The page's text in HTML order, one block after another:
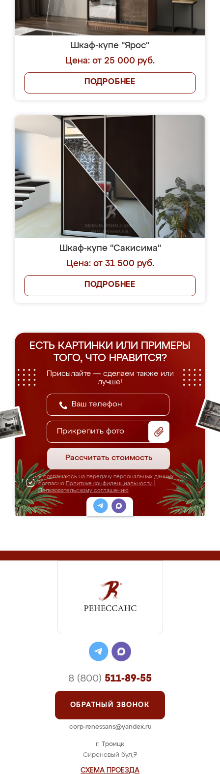
Шкаф-купе "Ярос"
Цена: от 25 000 руб.
ПОДРОБНЕЕ
Шкаф-купе "Сакисима"
Цена: от 31 500 руб.
ПОДРОБНЕЕ
ЕСТЬ КАРТИНКИ ИЛИ ПРИМЕРЫ
ТОГО, ЧТО НРАВИТСЯ?
Присылайте — сделаем также или
лучше!
Прикрепить фото
Рассчитать стоимость
Я соглашаюсь на передачу персональных данных
согласно Политике конфиденциальности
Пользовательскому соглашению
г. Троицк
Сиреневый бул,7
СХЕМА ПРОЕЗДА
8 (800) 511-89-55
ОБРАТНЫЙ ЗВОНОК
corp-renessans@yandex.ru